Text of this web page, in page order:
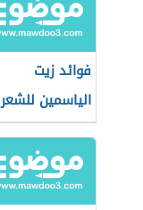
فوائد زيت
الياسمين للشعر